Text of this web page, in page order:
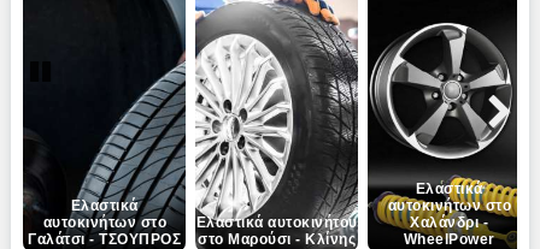
Ελαστικά
αυτοκινήτων στο
Γαλάτσι - ΤΣΟΥΠΡΟΣ
Ελαστικά αυτοκινήτου
στο Μαρούσι - Κλίνης
Ελαστικά
αυτοκινήτων στο
Χαλάνδρι -
WheelPower
Next